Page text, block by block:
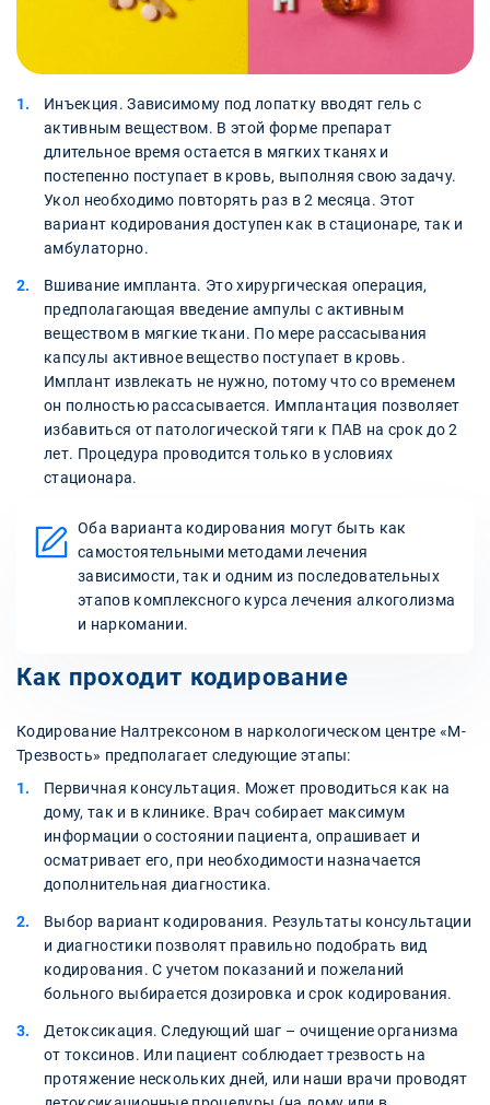
Инъекция. Зависимому под лопатку вводят гель с
активным веществом. В этой форме препарат
длительное время остается в мягких тканях и
постепенно поступает в кровь, выполняя свою задачу.
Укол необходимо повторять раз в 2 месяца. Этот
вариант кодирования доступен как в стационаре, так и
амбулаторно.
Вшивание импланта. Это хирургическая операция,
предполагающая введение ампулы с активным
веществом в мягкие ткани. По мере рассасывания
капсулы активное вещество поступает в кровь.
Имплант извлекать не нужно, потому что со временем
он полностью рассасывается. Имплантация позволяет
избавиться от патологической тяги к ПАВ на срок до 2
лет. Процедура проводится только в условиях
стационара.
Оба варианта кодирования могут быть как
самостоятельными методами лечения
зависимости, так и одним из последовательных
этапов комплексного курса лечения алкоголизма
и наркомании.
Как проходит кодирование
Кодирование Налтрексоном в наркологическом центре «М-
Трезвость» предполагает следующие этапы:
Первичная консультация. Может проводиться как на
дому, так и в клинике. Врач собирает максимум
информации о состоянии пациента, опрашивает и
осматривает его, при необходимости назначается
дополнительная диагностика.
Выбор вариант кодирования. Результаты консультации
и диагностики позволят правильно подобрать вид
кодирования. С учетом показаний и пожеланий
больного выбирается дозировка и срок кодирования.
Детоксикация. Следующий шаг – очищение организма
от токсинов. Или пациент соблюдает трезвость на
протяжение нескольких дней, или наши врачи проводят